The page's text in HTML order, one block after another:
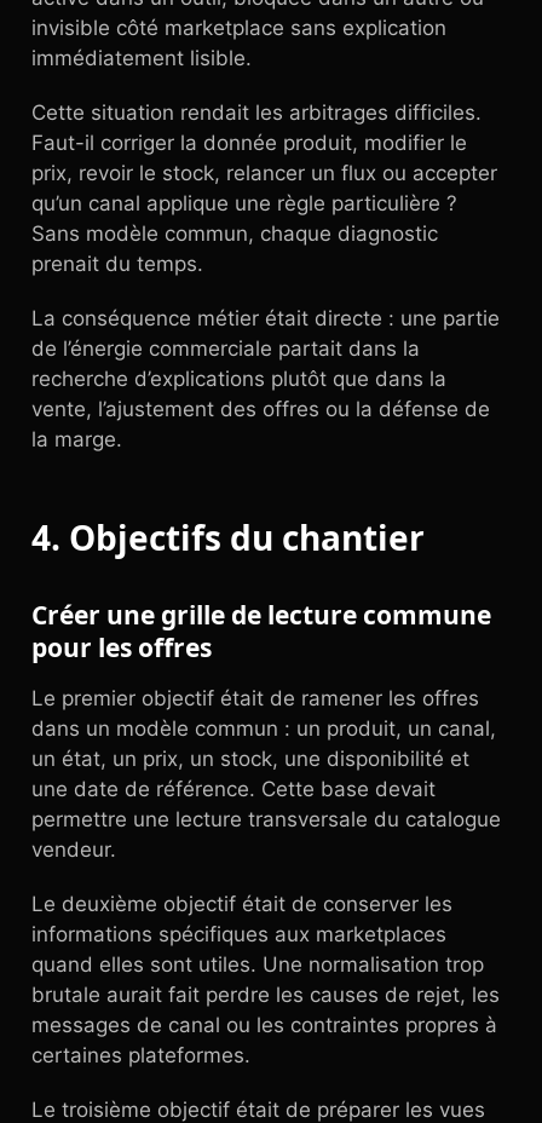
invisible côté marketplace sans explication
immédiatement lisible.
Cette situation rendait les arbitrages difficiles.
Faut-il corriger la donnée produit, modifier le
prix, revoir le stock, relancer un flux ou accepter
qu’un canal applique une règle particulière ?
Sans modèle commun, chaque diagnostic
prenait du temps.
La conséquence métier était directe : une partie
de l’énergie commerciale partait dans la
recherche d’explications plutôt que dans la
vente, l’ajustement des offres ou la défense de
la marge.
4. Objectifs du chantier
Créer une grille de lecture commune
pour les offres
Le premier objectif était de ramener les offres
dans un modèle commun : un produit, un canal,
un état, un prix, un stock, une disponibilité et
une date de référence. Cette base devait
permettre une lecture transversale du catalogue
vendeur.
Le deuxième objectif était de conserver les
informations spécifiques aux marketplaces
quand elles sont utiles. Une normalisation trop
brutale aurait fait perdre les causes de rejet, les
messages de canal ou les contraintes propres à
certaines plateformes.
Le troisième objectif était de préparer les vues